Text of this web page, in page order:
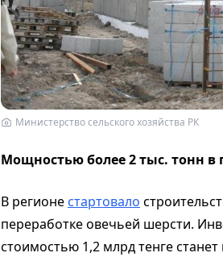
Министерство сельского хозяйства РК
Мощностью более 2 тыс. тонн в
В регионе стартовало
переработке овечьей шерсти.
стоимостью 1,2 млрд тенге